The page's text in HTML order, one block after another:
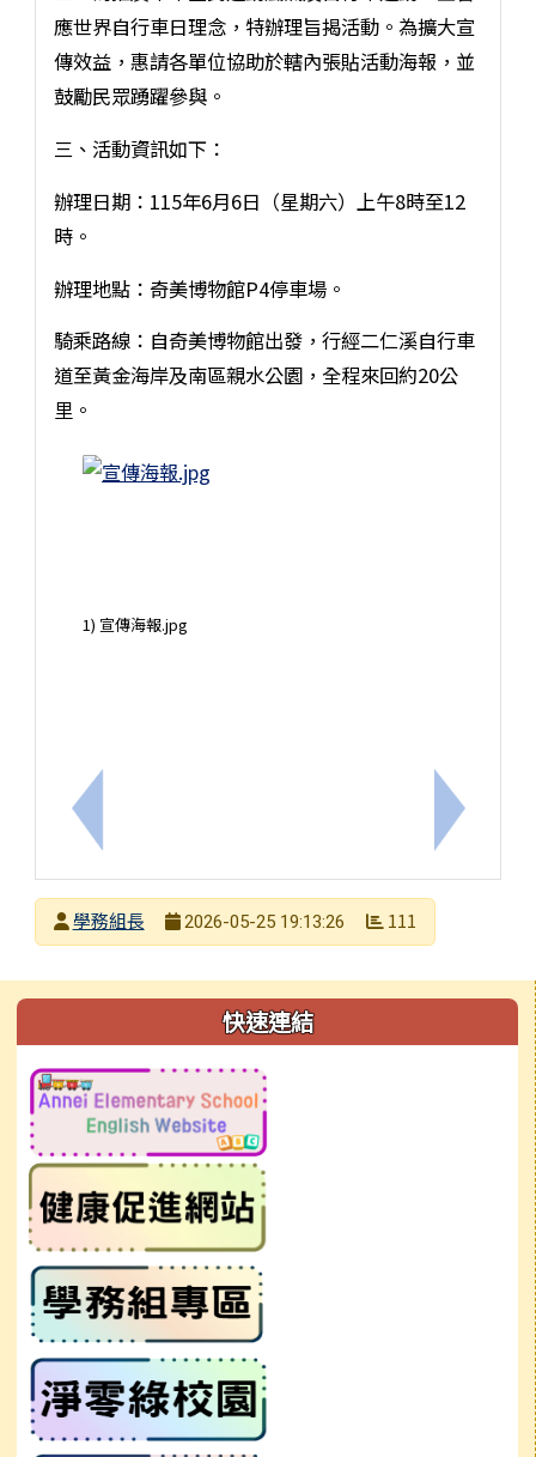
上一筆：臺南市115年度國際教育融入中小學優良課
應世界自行車日理念，特辦理旨揭活動。為擴大宣
傳效益，惠請各單位協助於轄內張貼活動海報，並
鼓勵民眾踴躍參與。
三、活動資訊如下：
辦理日期：115年6月6日（星期六）上午8時至12
時。
辦理地點：奇美博物館P4停車場。
騎乘路線：自奇美博物館出發，行經二仁溪自行車
道至黃金海岸及南區親水公園，全程來回約20公
里。
1) 宣傳海報.jpg
下一筆：
發布者
學務組長
2026-05-25 19:13:26 111
左邊區域內容 快速連結